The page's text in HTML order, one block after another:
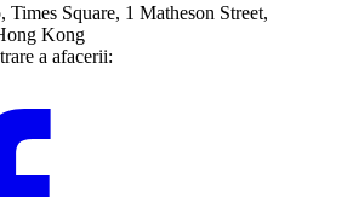
Square, 1 Matheson Street,
Kong
a afacerii: